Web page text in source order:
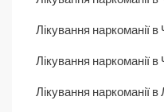
Лікування наркоманії в
Лікування наркоманії в
Лікування наркоманії